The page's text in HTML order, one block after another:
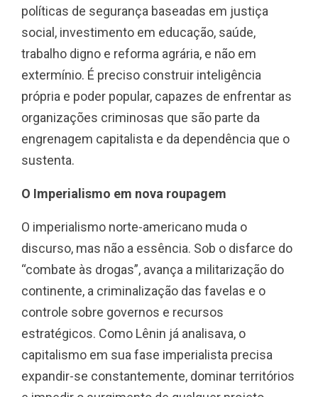
políticas de segurança baseadas em justiça
social, investimento em educação, saúde,
trabalho digno e reforma agrária, e não em
extermínio. É preciso construir inteligência
própria e poder popular, capazes de enfrentar as
organizações criminosas que são parte da
engrenagem capitalista e da dependência que o
sustenta.
O Imperialismo em nova roupagem
O imperialismo norte-americano muda o
discurso, mas não a essência. Sob o disfarce do
“combate às drogas”, avança a militarização do
continente, a criminalização das favelas e o
controle sobre governos e recursos
estratégicos. Como Lênin já analisava, o
capitalismo em sua fase imperialista precisa
expandir-se constantemente, dominar territórios